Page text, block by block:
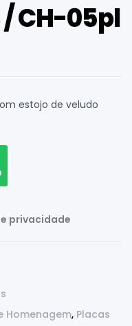
/ CH-05pl
estojo de veludo
privacidade
Homenagem, Placas